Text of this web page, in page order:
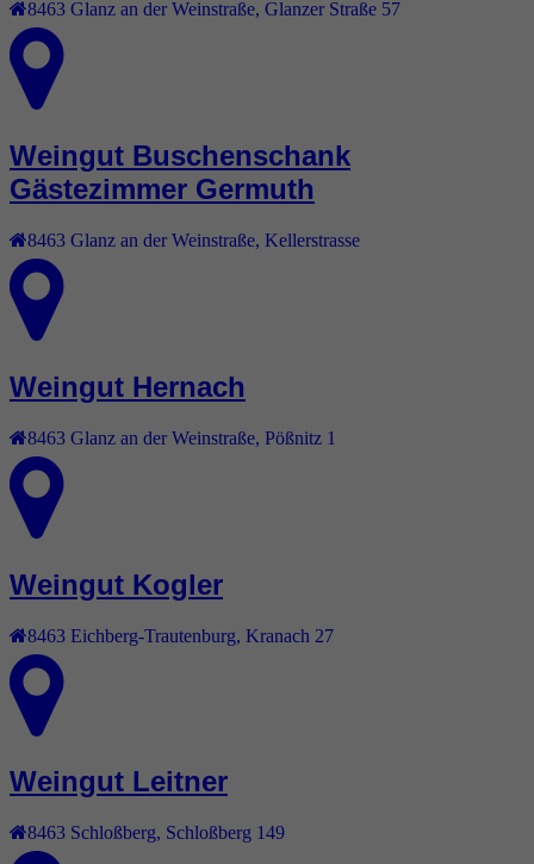
8463 Glanz an der Weinstraße Glanzer Straße 57
Weingut Buschenschank
Gästezimmer Germuth
8463 Glanz an der Weinstraße Kellerstrasse
Weingut Hernach
8463 Glanz an der Weinstraße Pößnitz 1
Weingut Kogler
8463 Eichberg-Trautenburg Kranach 27
Weingut Leitner
8463 Schloßberg, Schloßberg 149